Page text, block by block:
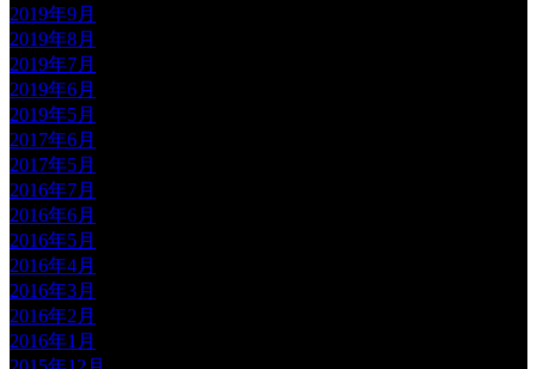
2019年9月
2019年8月
2019年7月
2019年6月
2019年5月
2017年6月
2017年5月
2016年7月
2016年6月
2016年5月
2016年4月
2016年3月
2016年2月
2016年1月